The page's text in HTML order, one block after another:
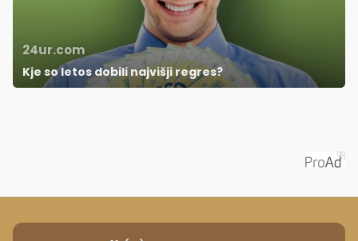
24ur.com
Kje so letos dobili najvišji regres?